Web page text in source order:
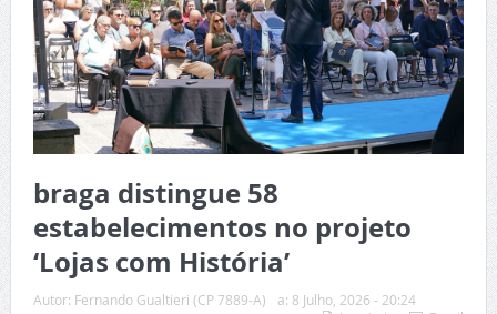
braga distingue 58
estabelecimentos no projeto
‘Lojas com História’
Autor: Fernando Gualtieri (CP 7889-A) a: 8 Julho, 2026 - 20:24